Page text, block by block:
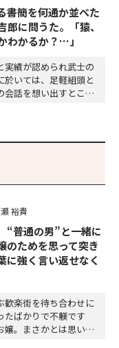
書簡を何通か並べた
に問うた。「猿、
わかるか？…」
実績が認められ武士の
於いては、足軽組頭と
会話を想い出すとこん
せん。…
裕貴
“普通の男”と一緒に
ためを思って突き
に強く言い返せなく
歓楽街を待ち合わせに
ばかりで不躾です
。まさかとは思いま